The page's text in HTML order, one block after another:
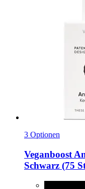
3 Optionen
Veganboost
Schwarz (75